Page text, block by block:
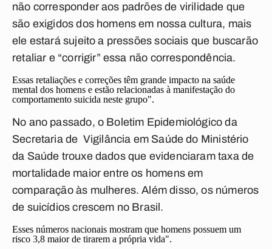
não corresponder aos padrões de virilidade que
são exigidos dos homens em nossa cultura, mais
ele estará sujeito a pressões sociais que buscarão
retaliar e “corrigir” essa não correspondência.
Essas retaliações e correções têm grande impacto na saúde
mental dos homens e estão relacionadas à manifestação do
comportamento suicida neste grupo".
No ano passado, o Boletim Epidemiológico da
Secretaria de Vigilância em Saúde do Ministério
da Saúde trouxe dados que evidenciaram taxa de
mortalidade maior entre os homens em
comparação às mulheres. Além disso, os números
de suicídios crescem no Brasil.
Esses números nacionais mostram que homens possuem um
risco 3,8 maior de tirarem a própria vida".